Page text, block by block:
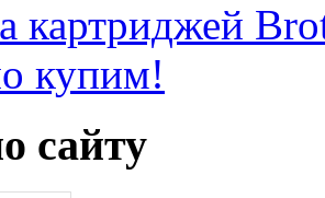
картриджей
купим!
сайту